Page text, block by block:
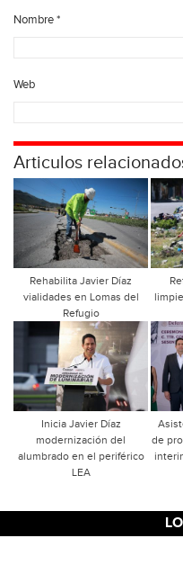
Nombre*
Web
Articulos
Rehabilita Javier Díaz
vialidades en Lomas del
Refugio
Inicia Javier Díaz
modernización del
alumbrado en el periférico
LEA
de